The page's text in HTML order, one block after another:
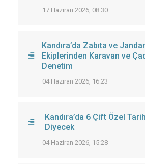
17 Haziran 2026, 08:30
Kandıra’da Zabıta ve
Ekiplerinden Karavan ve
Denetim
04 Haziran 2026, 16:23
Kandıra’da 6 Çift Özel
Diyecek
04 Haziran 2026, 15:28